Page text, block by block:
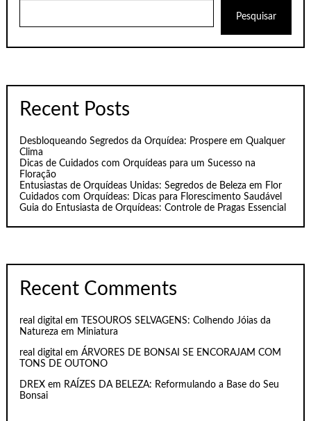
Pesquisar
Recent Posts
Desbloqueando Segredos da Orquídea: Prospere em Qualquer
Clima
Dicas de Cuidados com Orquídeas para um Sucesso na
Floração
Entusiastas de Orquídeas Unidas: Segredos de Beleza em Flor
Cuidados com Orquídeas: Dicas para Florescimento Saudável
Guia do Entusiasta de Orquídeas: Controle de Pragas Essencial
Recent Comments
real digital em
TESOUROS SELVAGENS: Colhendo Jóias da
Natureza em Miniatura
real digital emÁRVORES DE BONSAI SE ENCORAJAM COM
TONS DE OUTONO
DREX em RAÍZES DA BELEZA: Reformulando a Base do Seu
Bonsai